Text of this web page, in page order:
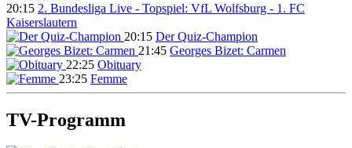
20:15 2. Bundesliga Live - Topspiel: VfL Wolfsburg - 1. FC
Kaiserslautern
20:15 Der Quiz-Champion
21:45 Georges Bizet: Carmen
22:25 Obituary
23:25 Femme
TV-Programm